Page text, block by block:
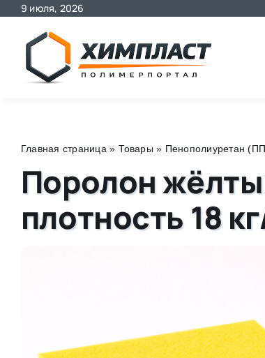
Skip
content
9 июля, 2026
Главная страница » Товары » Пенополиуретан
Поролон
плотность 18